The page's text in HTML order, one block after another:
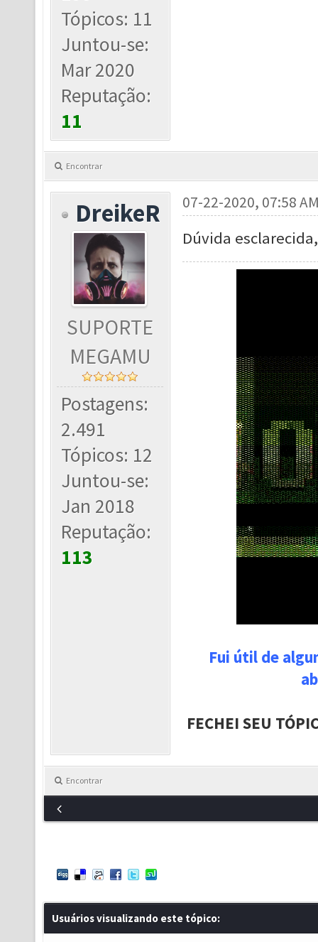
Tópicos: 11
Juntou-se:
Mar 2020
Reputação:
11
Encontrar
DreikeR
SUPORTE
MEGAMU
Postagens:
2.491
Tópicos: 12
Juntou-se:
Jan 2018
Reputação:
113
07-22-2020, 07:58
Dúvida
Fui útil de
FECHEI SEU
Encontrar
Usuários visualizando este tópico: